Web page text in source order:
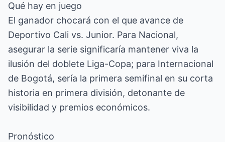
Qué hay en juego
El ganador chocará con el que avance de
Deportivo Cali vs. Junior. Para Nacional,
asegurar la serie significaría mantener viva la
ilusión del doblete Liga-Copa; para Internacional
de Bogotá, sería la primera semifinal en su corta
historia en primera división, detonante de
visibilidad y premios económicos.
Pronóstico